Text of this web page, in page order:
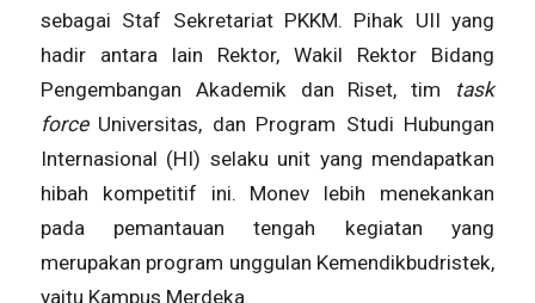
sebagai Staf Sekretariat PKKM. Pihak UII yang
hadir antara lain Rektor, Wakil Rektor Bidang
Pengembangan Akademik dan Riset, tim task
forceUniversitas, dan Program Studi Hubungan
Internasional (HI) selaku unit yang mendapatkan
hibah kompetitif ini. Monev lebih menekankan
pada pemantauan tengah kegiatan yang
merupakan program unggulan Kemendikbudristek,
yaitu Kampus Merdeka.